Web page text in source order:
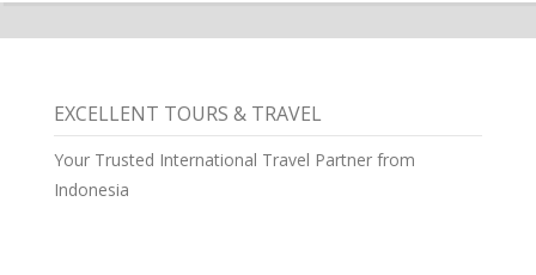
EXCELLENT TOURS & TRAVEL
Your Trusted International Travel Partner from
Indonesia